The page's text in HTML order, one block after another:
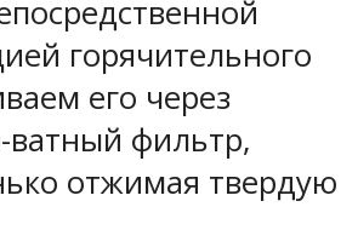
горячительного
его через
ватный фильтр,
отжимая твердую